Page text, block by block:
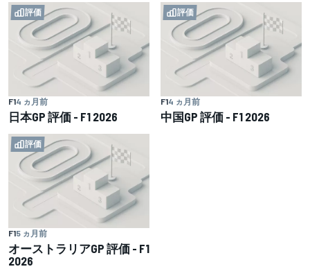
評価
F14 ヵ月前
日本GP 評価 - F1 2026
評価
F14 ヵ月前
中国GP 評価 - F1 2026
評価
F15 ヵ月前
オーストラリアGP 評価 - F1
2026